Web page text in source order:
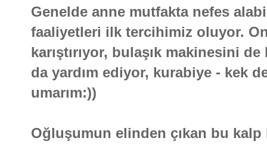
Genelde anne mutfakta nefes
faaliyetleri ilk tercihimiz oluyor.
karıştırıyor, bulaşık makinesini
da yardım ediyor, kurabiye - kek
umarım:))
Oğluşumun elinden çıkan bu